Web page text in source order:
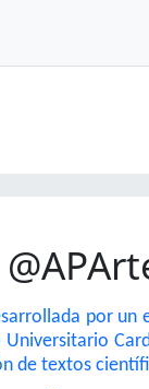
por
de textos